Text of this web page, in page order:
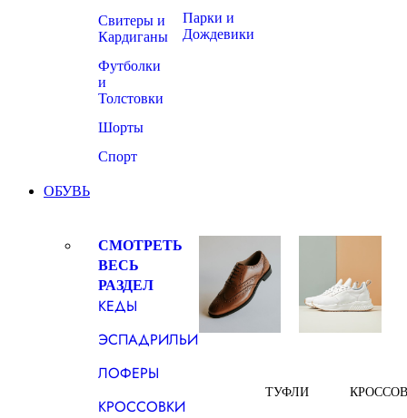
Свитеры и
Кардиганы
Футболки
и
Толстовки
Шорты
Спорт
Парки и
Дождевики
ОБУВЬ
СМОТРЕТЬ
ВЕСЬ
РАЗДЕЛ
КЕДЫ
ЭСПАДРИЛЬИ
ЛОФЕРЫ
КРОССОВКИ
ТУФЛИ